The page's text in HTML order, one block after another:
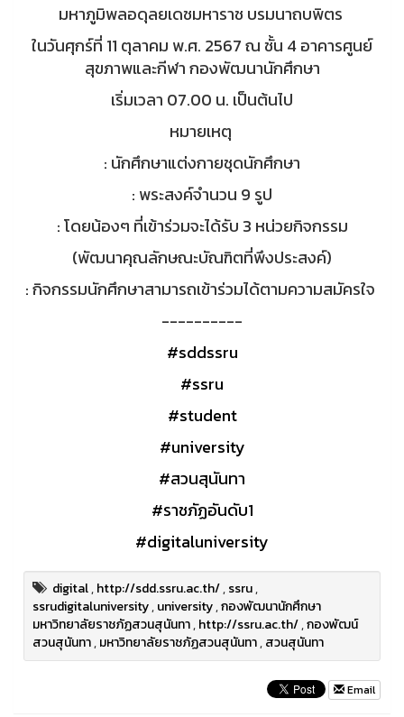
มหาภูมิพลอดุลยเดชมหาราช บรมนาถบพิตร
ในวันศุกร์ที่ 11 ตุลาคม พ.ศ. 2567ณ ชั้น 4 อาคารศูนย์
สุขภาพและกีฬากองพัฒนานักศึกษา
เริ่มเวลา 07.00 น. เป็นต้นไป
หมายเหตุ
: นักศึกษาแต่งกายชุดนักศึกษา
: พระสงค์จำนวน 9 รูป
: โดยน้องๆ ที่เข้าร่วมจะได้รับ 3 หน่วยกิจกรรม
(พัฒนาคุณลักษณะบัณฑิตที่พึงประสงค์)
: กิจกรรมนักศึกษาสามารถเข้าร่วมได้ตามความสมัครใจ
----------
#sddssru
#ssru
#student
#university
#สวนสุนันทา
#ราชภัฏอันดับ1
#digitaluniversity
digital,http://sdd.ssru.ac.th/,ssru,
ssrudigitaluniversity,university,กองพัฒนานักศึกษา
มหาวิทยาลัยราชภัฏสวนสุนันทา,http://ssru.ac.th/,กองพัฒน์
สวนสุนันทา,มหาวิทยาลัยราชภัฏสวนสุนันทา,สวนสุนันทา
Email